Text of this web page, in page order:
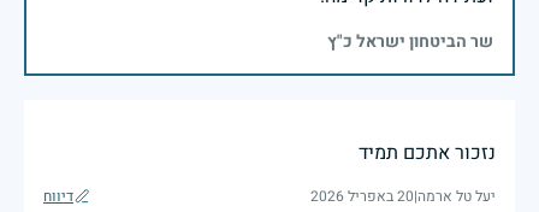
שר הביטחון ישראל כ"ץ
נזכור אתכם תמיד
יעל טל ארמה|20 באפריל 2026 דיווח